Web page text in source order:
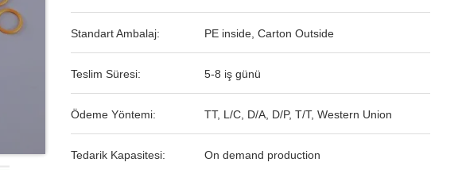
Standart Ambalaj: PE inside, Carton Outside
Teslim Süresi: 5-8 iş günü
Ödeme Yöntemi: TT, L/C, D/A, D/P, T/T, Western Union
Tedarik Kapasitesi: On demand production